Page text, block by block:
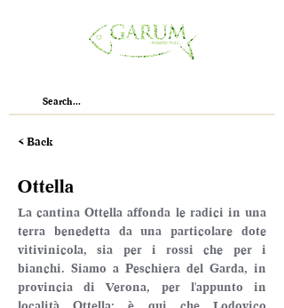
< Back
Ottella
La cantina Ottella affonda le radici in una
terra benedetta da una particolare dote
vitivinicola, sia per i rossi che per i
bianchi. Siamo a Peschiera del Garda, in
provincia di Verona, per l'appunto in